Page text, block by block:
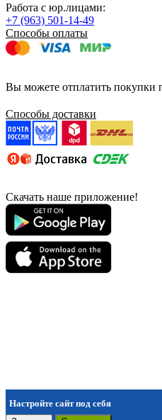
Работа с юр.лицами:
+7 (963) 501-14-49
Способы оплаты
Вы можете отплатить покупки
Способы доставки
Скачать наше приложение!
Настройте сайт под себя